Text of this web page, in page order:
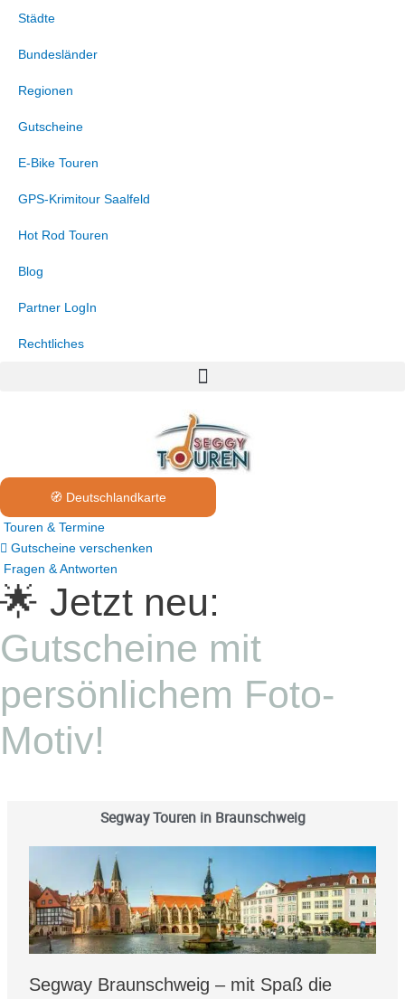
springen
Städte
Bundesländer
Regionen
Gutscheine
E-Bike Touren
GPS-Krimitour Saalfeld
Hot Rod Touren
Blog
Partner LogIn
Rechtliches
🧭 Deutschlandkarte
Touren & Termine
Gutscheine verschenken
Fragen & Antworten
🌟 Jetzt neu:
Gutscheine mit
persönlichem Foto-
Motiv!
Segway Touren in Braunschweig
Segway Braunschweig – mit Spaß die